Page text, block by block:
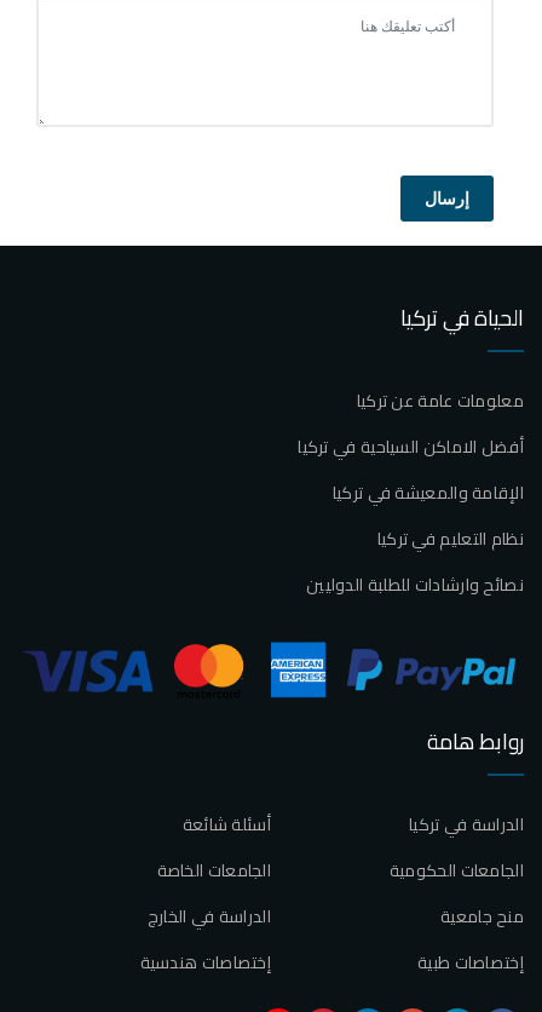
إرسال
الحياة في تركيا
معلومات عامة عن تركيا
أفضل الاماكن السياحية في تركيا
الإقامة والمعيشة في تركيا
نظام التعليم في تركيا
نصائح وارشادات للطلبة الدوليين
روابط هامة
أسئلة شائعة
الدراسة في تركيا
الجامعات الخاصة
الجامعات الحكومية
الدراسة في الخارج
منح جامعية
إختصاصات هندسية
إختصاصات طبية